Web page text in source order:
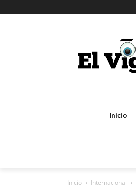
Inicio
Inicio Internacional